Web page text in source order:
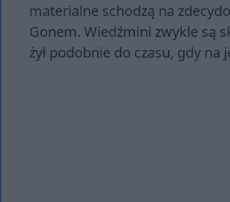
materialne schodzą na
Gonem. Wiedźmini zwykle są
żył podobnie do czasu, gdy na